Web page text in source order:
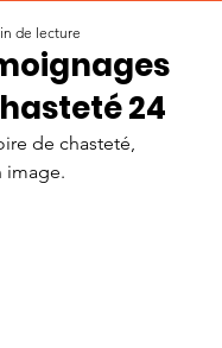
24
de lecture
de chasteté,
image.